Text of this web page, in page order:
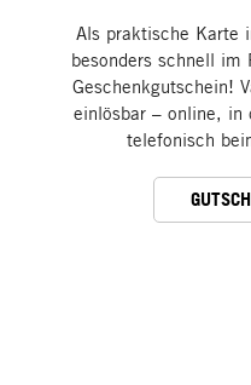
Als praktische Karte
besonders schnell im
Geschenkgutschein!
einlösbar – online, in
telefonisch